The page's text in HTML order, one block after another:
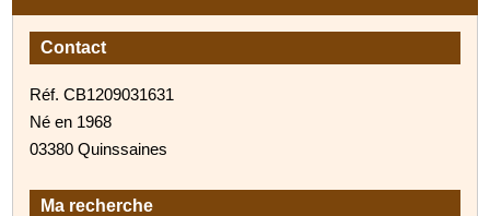
Contact
Réf. CB1209031631
Né en 1968
03380 Quinssaines
Ma recherche